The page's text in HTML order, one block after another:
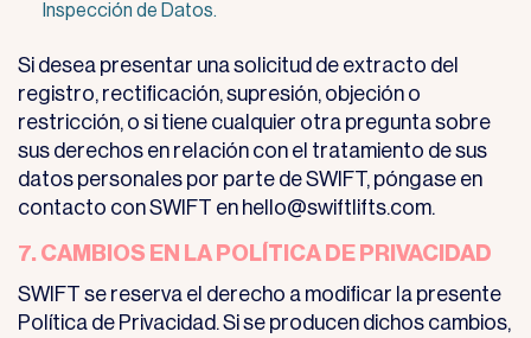
Inspección de Datos.
Si desea presentar una solicitud de extracto del
registro, rectificación, supresión, objeción o
restricción, o si tiene cualquier otra pregunta sobre
sus derechos en relación con el tratamiento de sus
datos personales por parte de SWIFT, póngase en
contacto con SWIFT en hello@swiftlifts.com.
7. CAMBIOS EN LA POLÍTICA DE PRIVACIDAD
SWIFT se reserva el derecho a modificar la presente
Política de Privacidad. Si se producen dichos cambios,